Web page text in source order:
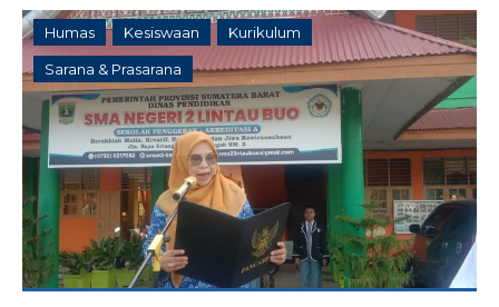
Humas Kesiswaan Kurikulum
Sarana & Prasarana